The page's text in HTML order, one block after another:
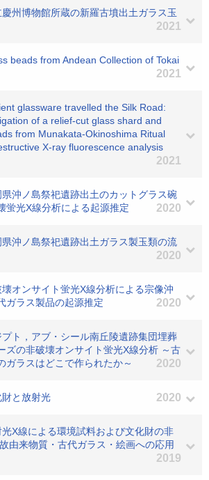
州博物館所蔵の新羅古墳出土ガラス玉
2021
beads from Andean Collection of Tokai
2021
glassware travelled the Silk Road:
of a relief-cut glass shard and
from Munakata-Okinoshima Ritual
X-ray fluorescence analysis
2021
沖ノ島祭祀遺跡出土のカットグラス碗
蛍光X線分析による起源推定
2020
沖ノ島祭祀遺跡出土ガラス製玉類の流
2020
オンサイト蛍光X線分析による宗像沖
ガラス製品の起源推定
2020
ト，アブ・シール南丘陵遺跡集団埋葬
ズの非破壊オンサイト蛍光X線分析 ～古
ガラスはどこで作られたか～
2020
と放射光 2020
X線による環境試料および文化財の非
由来物質・古代ガラス・絵画への応用
2019